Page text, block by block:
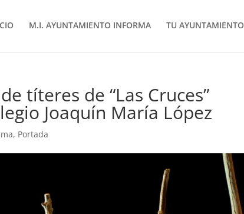
M.I. AYUNTAMIENTO INFORMA TU AYUNTAMIENTO
títeres de “Las Cruces”
Joaquín María López
, Portada